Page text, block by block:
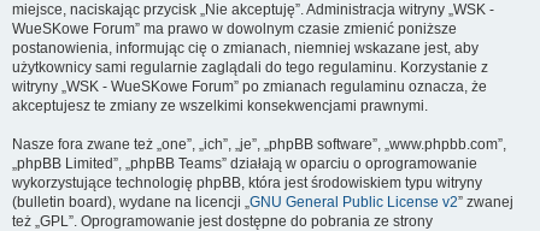
miejsce, naciskając przycisk „Nie akceptuję”. Administracja witryny „WSK -
WueSKowe Forum” ma prawo w dowolnym czasie zmienić poniższe
postanowienia, informując cię o zmianach, niemniej wskazane jest, aby
użytkownicy sami regularnie zaglądali do tego regulaminu. Korzystanie z
witryny „WSK - WueSKowe Forum” po zmianach regulaminu oznacza, że
akceptujesz te zmiany ze wszelkimi konsekwencjami prawnymi.
Nasze fora zwane też „one”, „ich”, „je”, „phpBB software”, „www.phpbb.com”,
„phpBB Limited”, „phpBB Teams” działają w oparciu o oprogramowanie
wykorzystujące technologię phpBB, która jest środowiskiem typu witryny
(bulletin board), wydane na licencji „GNU General Public License v2” zwanej
też „GPL”. Oprogramowanie jest dostępne do pobrania ze strony